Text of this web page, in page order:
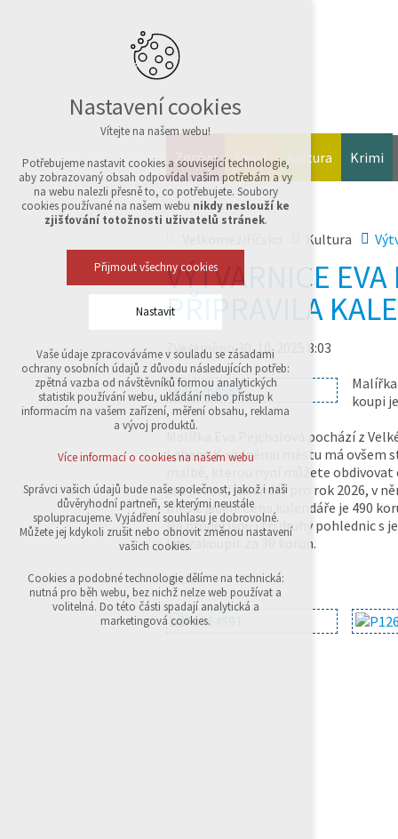
Zprávy Sport Kultura Krimi
Kultura
VÝTVARNICE
PŘIPRAVILA
Zveřejněno 30. 10. 2025 8:03
koupi
Malířka Eva Pejchalová pochází z
Labem. K rodnému městu má ovšem
malbě, kterou nyní můžete
je v prodeji kalendář pro rok 2026, v
měsíc jeden. Cena kalendáře je 490
Na prodej jsou i tři druhy pohlednic s
lze zakoupit za 30 korun.
-pch-
Nastavení cookies
Vítejte na našem webu!
Potřebujeme nastavit cookies a související technologie,
aby zobrazovaný obsah odpovídal vašim potřebám a vy
na webu nalezli přesně to, co potřebujete. Soubory
cookies používané na našem webu nikdy neslouží ke
zjišťování totožnosti uživatelů stránek.
Přijmout všechny cookies
Nastavit
Technická cookies
nutná pro provozování webu
udržení kontextu stránek (session): případná
přihlášení, volby jazyka, apod.
analytická pro anonymizované vyhodnocení
návštěvnosti
marketingová cookies (Google,Sklik)
Více informací o cookies na našem webu
Přijmout všechny cookies
Odmítnout vše
Vaše údaje zpracováváme v souladu se zásadami
ochrany osobních údajů z důvodu následujících potřeb:
zpětná vazba od návštěvníků formou analytických
statistik používání webu, ukládání nebo přístup k
informacím na vašem zařízení, měření obsahu, reklama
a vývoj produktů.
Více informací o cookies na našem webu
Správci vašich údajů bude naše společnost, jakož i naši
důvěryhodní partneři, se kterými neustále
spolupracujeme. Vyjádření souhlasu je dobrovolné.
Můžete jej kdykoli zrušit nebo obnovit změnou nastavení
vašich cookies.
Cookies a podobné technologie dělíme na technická:
nutná pro běh webu, bez nichž nelze web používat a
volitelná. Do této části spadají analytická a
marketingová cookies.